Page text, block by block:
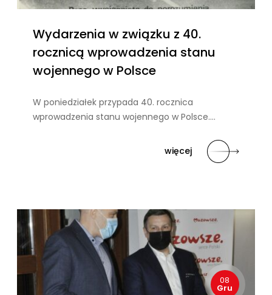
Wydarzenia w związku z 40.
rocznicą wprowadzenia stanu
wojennego w Polsce
W poniedziałek przypada 40. rocznica
wprowadzenia stanu wojennego w Polsce….
więcej
08
Gru